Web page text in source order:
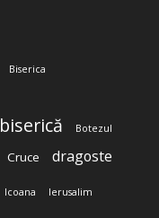
Biserica
biserică Botezul
Cruce dragoste
Icoana Ierusalim